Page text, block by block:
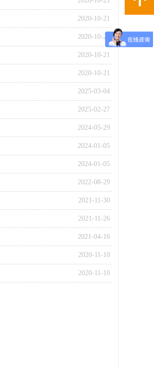
2020-10-21
2020-10-21
2020-10-21
2020-10-21
2025-03-04
2025-02-27
2024-05-29
2024-01-05
2024-01-05
2022-08-29
2021-11-30
2021-11-26
2021-04-16
2020-11-10
2020-11-10